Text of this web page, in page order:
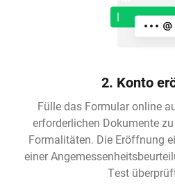
2. Konto
Fülle das Formular online
erforderlichen Dokumente
Formalitäten. Die Eröffnung
einer
Test